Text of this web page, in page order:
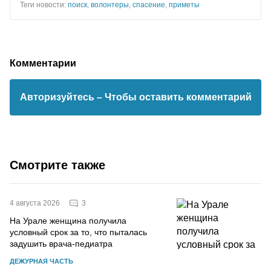
Теги новости: поиск, волонтеры, спасение, приметы
Комментарии
Авторизуйтесь – Чтобы оставить комментарий
Смотрите также
4 августа 2026 3
На Урале женщина получила
условный срок за то, что пыталась
задушить врача-педиатра
ДЕЖУРНАЯ ЧАСТЬ